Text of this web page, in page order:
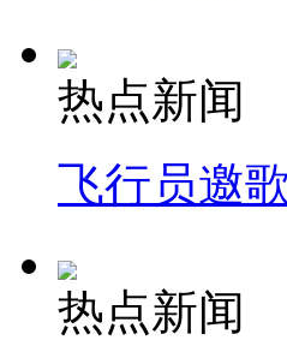
热点新闻
飞行员邀
热点新闻